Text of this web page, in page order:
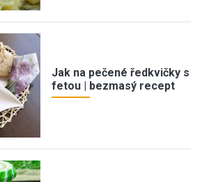
Jak na pečené ředkvičky s
fetou | bezmasý recept